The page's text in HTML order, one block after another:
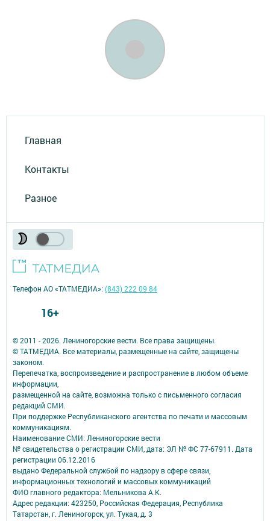
Главная
Контакты
Разное
© 2011 - 2026. Лениногорские вести. Все права защищены.
© ТАТМЕДИА. Все материалы, размещенные на сайте, защищены
законом.
Перепечатка, воспроизведение и распространение в любом объеме
информации,
размещенной на сайте, возможна только с письменного согласия
редакций СМИ.
При поддержке Республиканского агентства по печати и массовым
коммуникациям.
Наименование СМИ: Лениногорские вести
№ свидетельства о регистрации СМИ, дата: ЭЛ № ФС 77-67911. Дата
регистрации 06.12.2016
выдано Федеральной службой по надзору в сфере связи,
информационных технологий и массовых коммуникаций
ФИО главного редактора: Мельникова А.К.
Адрес редакции: 423250, Российская Федерация, Республика
Татарстан, г. Лениногорск, ул. Тукая, д. 3
Телефон АО «ТАТМЕДИА»:(843) 222 09 84
16+